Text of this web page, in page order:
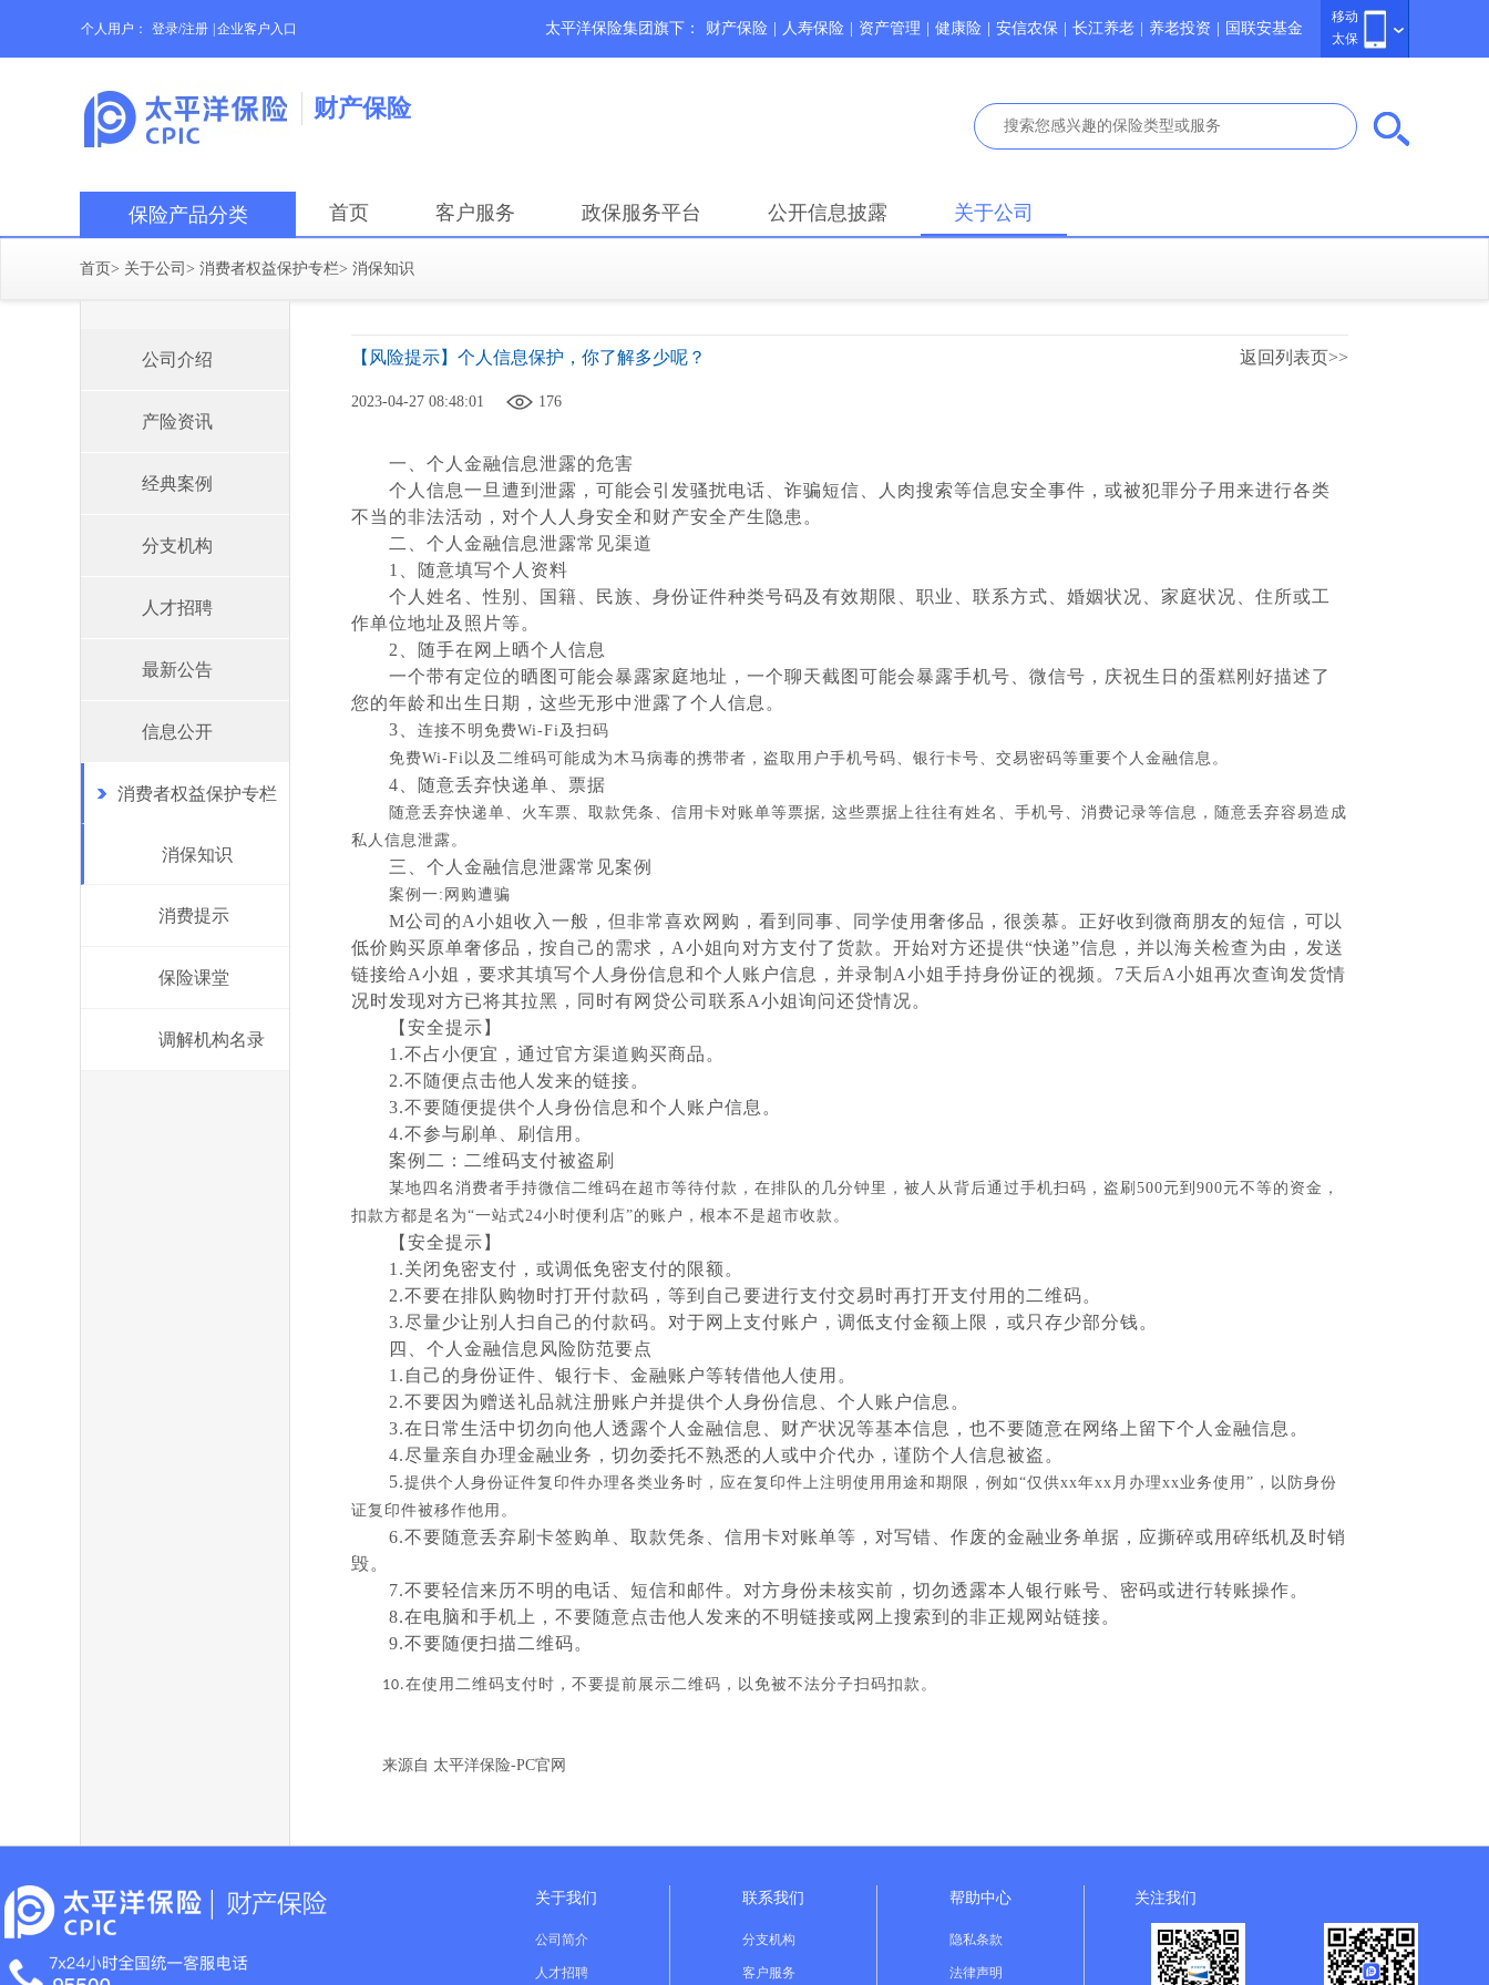
个人用户： 登录/注册 企业客户入口
移动
太保
太平洋保险集团旗下： 财产保险 人寿保险 资产管理 健康险 安信农保 长江养老 养老投资 国联安基金
财产保险
保险产品分类 首页 客户服务 政保服务平台 公开信息披露 关于公司
首页> 关于公司 > 消费者权益保护专栏> 消保知识
公司介绍
产险资讯
经典案例
分支机构
人才招聘
最新公告
信息公开
消费者权益保护专栏
消保知识
消费提示
保险课堂
调解机构名录
【风险提示】个人信息保护，你了解多少呢？ 返回列表页>>
2023-04-27 08:48:01 176
一、 个人金融信息泄露的危害
个人信息一旦遭到泄露，可能会引发骚扰电话、诈骗短信、人肉搜索等信息安全事件，或被犯罪分子用来进行各类
不当的非法活动，对个人人身安全和财产安全产生隐患。
二、 个人金融信息泄露常见渠道
1、
随意填写个人资料
个人姓名、性别、国籍、民族、身份证件种类号码及有效期限、职业、联系方式、婚姻状况、家庭状况、住所或工
作单位地址及照片等。
2、
随手在网上晒个人信息
一个带有定位的晒图可能会暴露家庭地址，一个聊天截图可能会暴露手机号、微信号，庆祝生日的蛋糕刚好描述了
您的年龄和出生日期，这些无形中泄露了个人信息。
3、 连接不明免费Wi-Fi及扫码
免费Wi-Fi以及二维码可能成为木马病毒的携带者，盗取用户手机号码、银行卡号、交易密码等重要个人金融信息。
4、 随意丢弃快递单、票据
随意丢弃快递单、火车票、取款凭条、信用卡对账单等票据, 这些票据上往往有姓名、手机号、消费记录等信息，随意丢弃容易造成
私人信息泄露。
三、 个人金融信息泄露常见案例
案例一:网购遭骗
M公司的A小姐收入一般，但非常喜欢网购，看到同事、同学使用奢侈品，很羡慕。正好收到微商朋友的短信，可以
低价购买原单奢侈品，按自己的需求，A小姐向对方支付了货款。开始对方还提供“快递”信息，并以海关检查为由，发送
链接给A小姐，要求其填写个人身份信息和个人账户信息，并录制A小姐手持身份证的视频。7天后A小姐再次查询发货情
况时发现对方已将其拉黑，同时有网贷公司联系A小姐询问还贷情况。
【安全提示】
1.不占小便宜，通过官方渠道购买商品。
2.不随便点击他人发来的链接。
3.不要随便提供个人身份信息和个人账户信息。
4.不参与刷单、刷信用。
案例二：二维码支付被盗刷
某地四名消费者手持微信二维码在超市等待付款，在排队的几分钟里，被人从背后通过手机扫码，盗刷 500元到900元不等的资金，
扣款方都是名为“一站式24小时便利店”的账户，根本不是超市收款。
【安全提示】
1 .关闭免密支付，或调低免密支付的限额。
2.不要在排队购物时打开付款码，等到自己要进行支付交易时再打开支付用的二维码。
3.尽量少让别人扫自己的付款码。对于网上支付账户，调低支付金额上限，或只存少部分钱。
四、 个人金融信息风险防范要点
1. 自己的身份证件、银行卡、金融账户等转借他人使用。
2.不要因为赠送礼品就注册账户并提供个人身份信息、个人账户信息。
3.在日常生活中切勿向他人透露个人金融信息、财产状况等基本信息，也不要随意在网络上留下个人金融信息。
4.尽量亲自办理金融业务，切勿委托不熟悉的人或中介代办，谨防个人信息被盗。
5.提供个人身份证件复印件办理各类业务时，应在复印件上注明使用用途和期限，例如“仅供xx年xx月办理xx业务使用”，以防身份
证复印件被移作他用。
6.不要随意丢弃刷卡签购单、取款凭条、信用卡对账单等，对写错、作废的金融业务单据，应撕碎或用碎纸机及时销
毁。
7.不要轻信来历不明的电话、短信和邮件。对方身份未核实前，切勿透露本人银行账号、密码或进行转账操作。
8.在电脑和手机上，不要随意点击他人发来的不明链接或网上搜索到的非正规网站链接。
9.不要随便扫描二维码。
10.在使用二维码支付时，不要提前展示二维码，以免被不法分子扫码扣款。
来源自 太平洋保险-PC官网
关于我们
公司简介
人才招聘
联系我们
分支机构
客户服务
帮助中心
隐私条款
法律声明
关注我们